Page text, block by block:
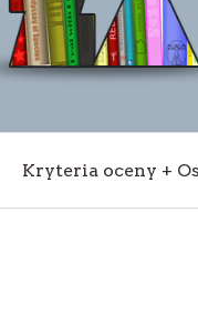
Kryteria oceny +